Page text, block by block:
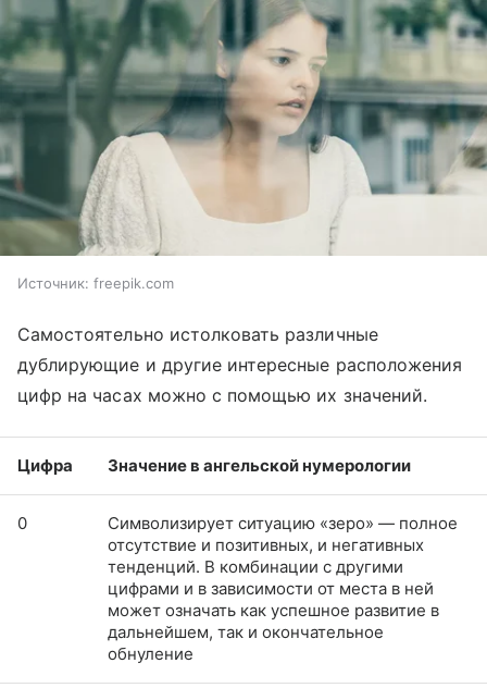
Источник: freepik.com
Самостоятельно истолковать различные
дублирующие и другие интересные расположения
цифр на часах можно с помощью их значений.
Цифра Значение в ангельской нумерологии
0
Символизирует ситуацию «зеро» — полное
отсутствие и позитивных, и негативных
тенденций. В комбинации с другими
цифрами и в зависимости от места в ней
может означать как успешное развитие в
дальнейшем, так и окончательное
обнуление